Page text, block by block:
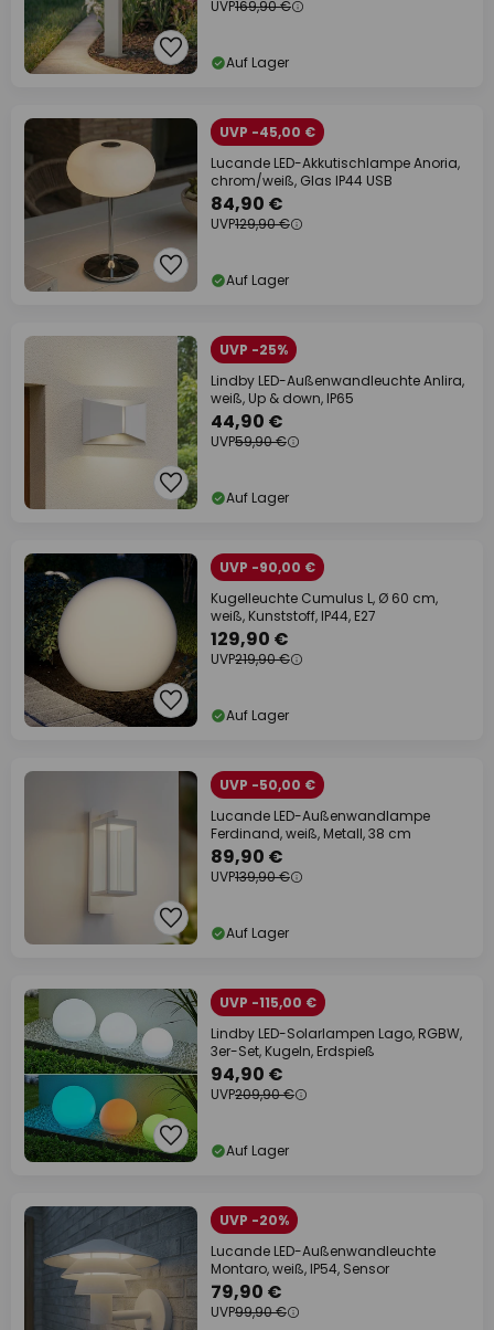
UVP169,90 €
Auf Lager
UVP -45,00 €
Lucande LED-Akkutischlampe Anoria,
chrom/weiß, Glas IP44 USB
84,90 €
UVP129,90 €
Auf Lager
UVP -25%
Lindby LED-Außenwandleuchte Anlira,
weiß, Up & down, IP65
44,90 €
UVP59,90 €
Auf Lager
UVP -90,00 €
Kugelleuchte Cumulus L, Ø 60 cm,
weiß, Kunststoff, IP44, E27
129,90 €
UVP219,90 €
Auf Lager
UVP -50,00 €
Lucande LED-Außenwandlampe
Ferdinand, weiß, Metall, 38 cm
89,90 €
UVP139,90 €
Auf Lager
UVP -115,00 €
Lindby LED-Solarlampen Lago, RGBW,
3er-Set, Kugeln, Erdspieß
94,90 €
UVP209,90 €
Auf Lager
UVP -20%
Lucande LED-Außenwandleuchte
Montaro, weiß, IP54, Sensor
79,90 €
UVP99,90 €